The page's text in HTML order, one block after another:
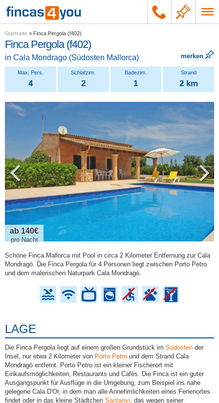
Startseite » Finca Pergola (f402)
Finca Pergola (f402)
in Cala Mondrago (Südosten Mallorca) merken
4 2 1 2 km
ab 140€
pro Nacht
Schöne Finca Mallorca mit Pool in circa 2 Kilometer Entfernung zur Cala
Mondragó. Die Finca Pergola für 4 Personen liegt zwischen Porto Petro
und dem malerischen Naturpark Cala Mondragó.
LAGE
Die Finca Pergola liegt auf einem großen Grundstück im Südosten der
Insel, nur etwa 2 Kilometer von Porto Petro und dem Strand Cala
Mondragó entfernt. Porto Petro ist ein kleiner Fischerort mit
Einkaufsmöglichkeiten, Restaurants und Cafés. Die Finca ist ein guter
Ausgangspunkt für Ausflüge in die Umgebung, zum Beispiel ins nahe
gelegene Cala D'Or, in dem man alle Annehmlichkeiten eines Ferienortes
findet oder in das kleine Städtchen Santanyi, das wegen seiner